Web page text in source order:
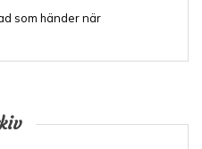
som händer när